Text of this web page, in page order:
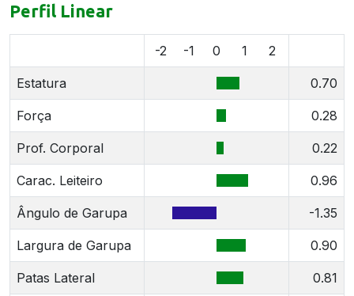
Perfil Linear
-2 -1 0 1 2
Estatura 0.70
Força 0.28
Prof. Corporal 0.22
Carac. Leiteiro 0.96
Ângulo de Garupa -1.35
Largura de Garupa 0.90
Patas Lateral 0.81